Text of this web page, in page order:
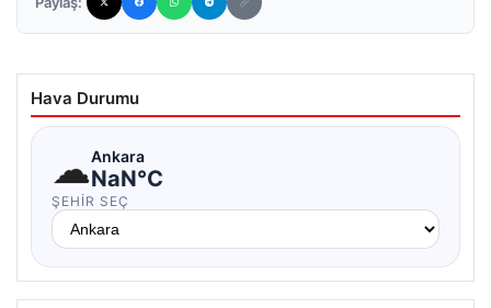
Hava Durumu
☁Ankara
NaN°C
ŞEHIR SEÇ